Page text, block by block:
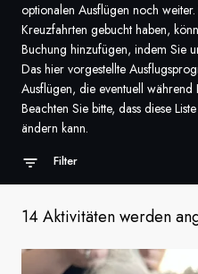
Deutschland
Deutschland
Schweiz
Frankreich
Schweden
Norwegen
optionalen Ausflügen noch
Kreuzfahrten gebucht haben,
Buchung hinzufügen, indem Sie
Das hier vorgestellte
Ausflügen, die eventuell
Beachten Sie bitte, dass diese
ändern kann.
Filter
14 Aktivitäten werden